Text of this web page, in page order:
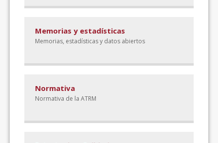
Memorias y estadísticas
Memorias, estadísticas y datos abiertos
Normativa
Normativa de la ATRM